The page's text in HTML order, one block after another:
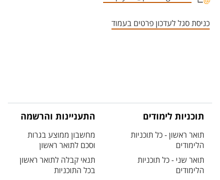
כניסת סגל לעדכון פרטים בעמוד
תוכניות לימודים
תואר ראשון - כל תוכניות
הלימודים
תואר שני - כל תוכניות
הלימודים
התעניינות והרשמה
מחשבון ממוצע בגרות
וסכם לתואר ראשון
תנאי קבלה לתואר ראשון
בכל התוכניות